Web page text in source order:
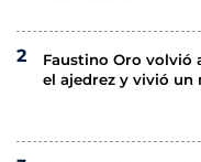
Faustino Oro volvió
el ajedrez y vivió